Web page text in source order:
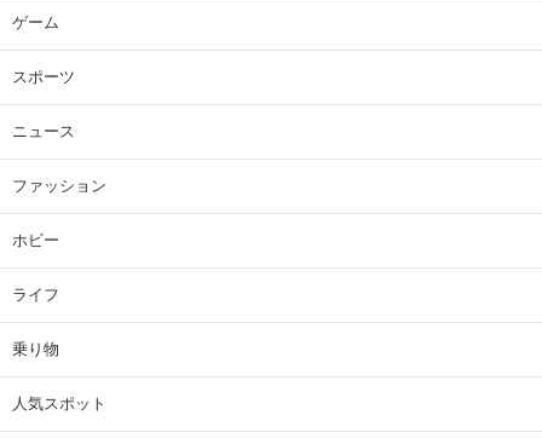
ゲーム
スポーツ
ニュース
ファッション
ホビー
ライフ
乗り物
人気スポット